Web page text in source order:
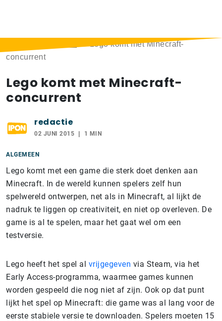
Lego komt met Minecraft-
concurrent
Lego komt met Minecraft-
concurrent
redactie
02 JUNI 2015 1 MIN
ALGEMEEN
Lego komt met een game die sterk doet denken aan
Minecraft. In de wereld kunnen spelers zelf hun
spelwereld ontwerpen, net als in Minecraft, al lijkt de
nadruk te liggen op creativiteit, en niet op overleven. De
game is al te spelen, maar het gaat wel om een
testversie.
Lego heeft het spel al vrijgegeven via Steam, via het
Early Access-programma, waarmee games kunnen
worden gespeeld die nog niet af zijn. Ook op dat punt
lijkt het spel op Minecraft: die game was al lang voor de
eerste stabiele versie te downloaden. Spelers moeten 15